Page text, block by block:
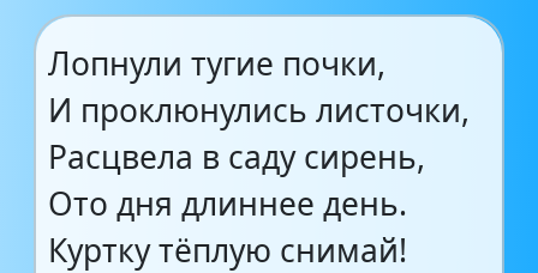
Лопнули тугие почки,
И проклюнулись листочки,
Расцвела в саду сирень,
Ото дня длиннее день.
Куртку тёплую снимай!